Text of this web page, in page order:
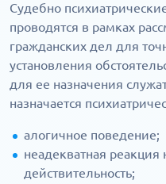
Судебно
проводятся в рамках
гражданских дел для
установления
для ее назначения
назначается
алогичное поведение;
неадекватная
действительность;